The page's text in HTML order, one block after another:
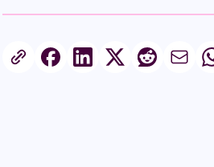
Share this article